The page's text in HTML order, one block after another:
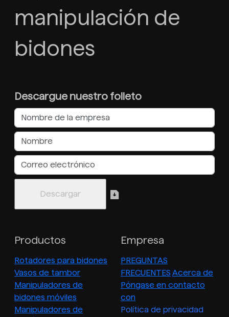
manipulación de
bidones
Descargue nuestro folleto
Productos
Rotadores para bidones
Vasos de tambor
Manipuladores de
bidones móviles
Manipuladores de
Empresa
PREGUNTAS
FRECUENTES Acerca de
Póngase en contacto
con
Política de privacidad